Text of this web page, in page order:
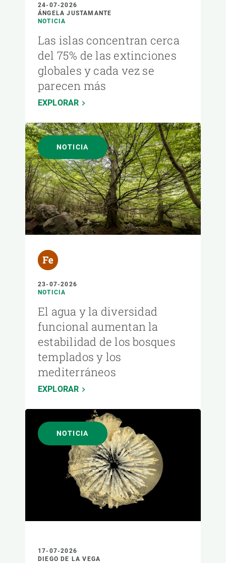
24-07-2026
ÁNGELA JUSTAMANTE
NOTICIA
Las islas concentran cerca
del 75% de las extinciones
globales y cada vez se
parecen más
EXPLORAR
NOTICIA
23-07-2026
NOTICIA
El agua y la diversidad
funcional aumentan la
estabilidad de los bosques
templados y los
mediterráneos
EXPLORAR
NOTICIA
17-07-2026
DIEGO DE LA VEGA